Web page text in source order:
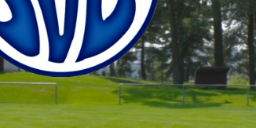
SV
Bubsheim